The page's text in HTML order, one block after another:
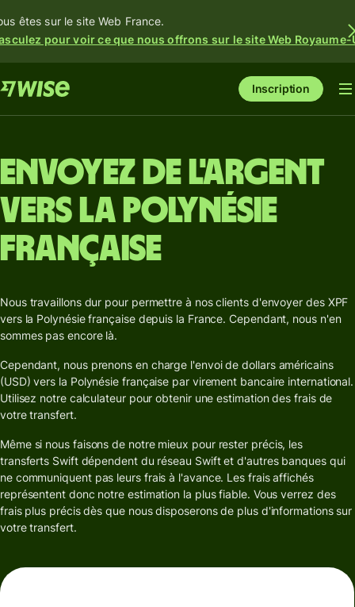
êtes sur le site Web France.
pour voir ce que nous offrons sur le site Web Royaume-
Inscription
Envoyez de l'argent
vers la Polynésie
française
Nous travaillons dur pour permettre à nos clients d'envoyer des XPF
vers la Polynésie française depuis la France. Cependant, nous n'en
sommes pas encore là.
Cependant, nous prenons en charge l'envoi de dollars américains
(USD) vers la Polynésie française par virement bancaire international.
Utilisez notre calculateur pour obtenir une estimation des frais de
votre transfert.
Même si nous faisons de notre mieux pour rester précis, les
transferts Swift dépendent du réseau Swift et d'autres banques qui
ne communiquent pas leurs frais à l'avance. Les frais affichés
représentent donc notre estimation la plus fiable. Vous verrez des
frais plus précis dès que nous disposerons de plus d'informations sur
votre transfert.